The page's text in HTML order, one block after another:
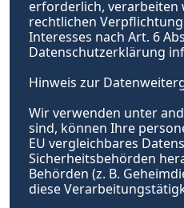
erforderlich, verarbeiten
rechtlichen
Interesses nach Art. 6
Datenschutzerklärung
Hinweis zur
Wir verwenden unter
sind, können Ihre
EU vergleichbares
Sicherheitsbehörden
Behörden (z. B.
diese